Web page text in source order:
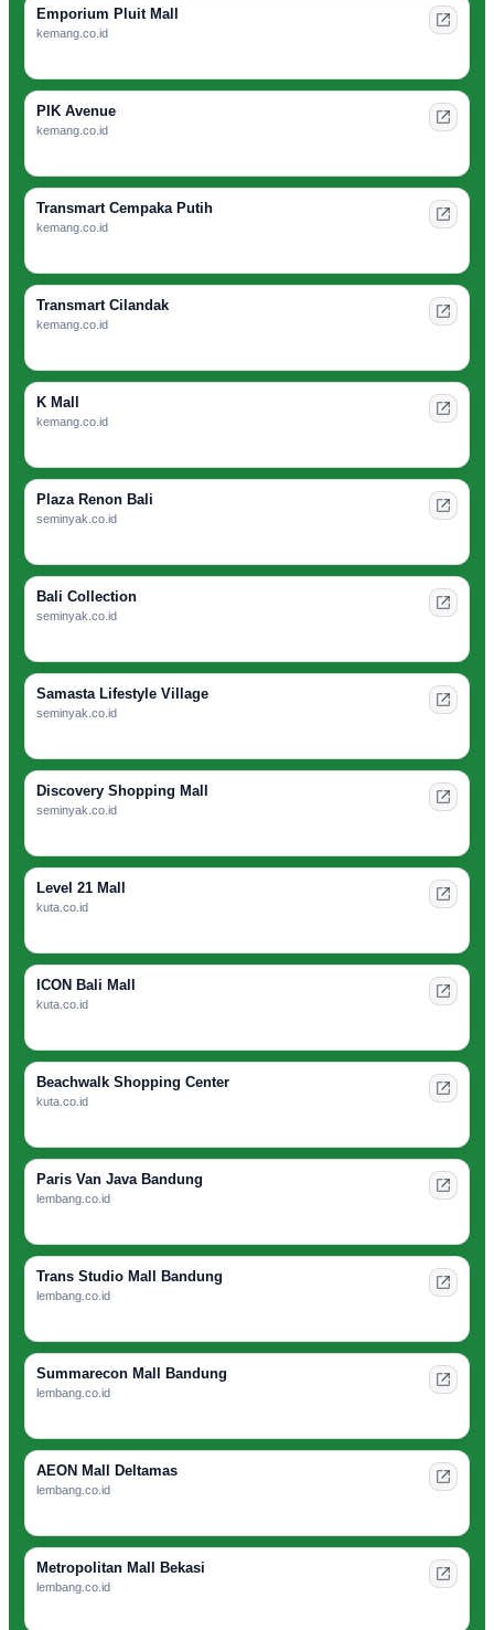
Emporium Pluit Mall
kemang.co.id
PIK Avenue
kemang.co.id
Transmart Cempaka Putih
kemang.co.id
Transmart Cilandak
kemang.co.id
K Mall
kemang.co.id
Plaza Renon Bali
seminyak.co.id
Bali Collection
seminyak.co.id
Samasta Lifestyle Village
seminyak.co.id
Discovery Shopping Mall
seminyak.co.id
Level 21 Mall
kuta.co.id
ICON Bali Mall
kuta.co.id
Beachwalk Shopping Center
kuta.co.id
Paris Van Java Bandung
lembang.co.id
Trans Studio Mall Bandung
lembang.co.id
Summarecon Mall Bandung
lembang.co.id
AEON Mall Deltamas
lembang.co.id
Metropolitan Mall Bekasi
lembang.co.id